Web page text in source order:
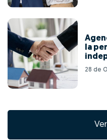
la
red
28 de